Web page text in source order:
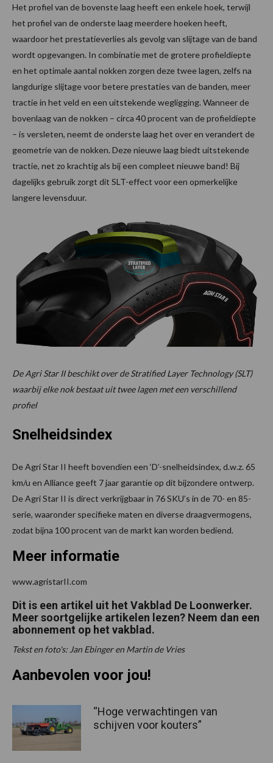
Het profiel van de bovenste laag heeft een enkele hoek, terwijl
het profiel van de onderste laag meerdere hoeken heeft,
waardoor het prestatieverlies als gevolg van slijtage van de band
wordt opgevangen. In combinatie met de grotere profieldiepte
en het optimale aantal nokken zorgen deze twee lagen, zelfs na
langdurige slijtage voor betere prestaties van de banden, meer
tractie in het veld en een uitstekende wegligging. Wanneer de
bovenlaag van de nokken – circa 40 procent van de profieldiepte
– is versleten, neemt de onderste laag het over en verandert de
geometrie van de nokken. Deze nieuwe laag biedt uitstekende
tractie, net zo krachtig als bij een compleet nieuwe band! Bij
dagelijks gebruik zorgt dit SLT-effect voor een opmerkelijke
langere levensduur.
De Agri Star II beschikt over de Stratified Layer Technology (SLT)
waarbij elke nok bestaat uit twee lagen met een verschillend
profiel
Snelheidsindex
De Agri Star II heeft bovendien een ‘D’-snelheidsindex, d.w.z. 65
km/u en Alliance geeft 7 jaar garantie op dit bijzondere ontwerp.
De Agri Star II is direct verkrijgbaar in 76 SKU’s in de 70- en 85-
serie, waaronder specifieke maten en diverse draagvermogens,
zodat bijna 100 procent van de markt kan worden bediend.
Meer informatie
www.agristarII.com
Dit is een artikel uit het Vakblad De Loonwerker.
Meer soortgelijke artikelen lezen? Neem dan een
abonnement op het vakblad.
Tekst en foto's: Jan Ebinger en Martin de Vries
Aanbevolen voor jou!
“Hoge verwachtingen van
schijven voor kouters”